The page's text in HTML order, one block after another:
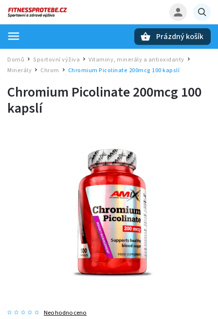
Prázdný košík
Domů / Sportovní výživa / Vitaminy, minerály a antioxidanty
Minerály / Chrom Chromium Picolinate 200mcg 100 kapslí
Chromium Picolinate 200mcg 100
kapslí
Neohodnoceno